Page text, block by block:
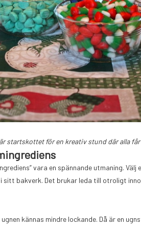
startskottet för en kreativ stund där alla får
vara en spännande utmaning.
sitt bakverk. Det brukar leda till otroligt
kännas mindre lockande. Då är en